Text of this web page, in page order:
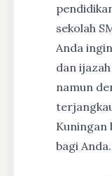
sekolah
Anda
dan
namun
Kuningan
bagi Anda.